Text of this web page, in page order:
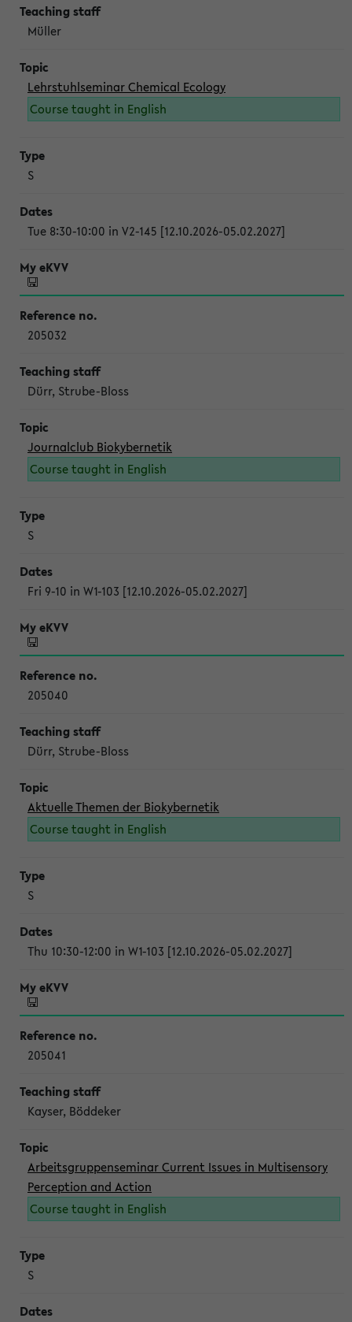
Müller
Lehrstuhlseminar Chemical Ecology
Course taught in English
S
Tue 8:30-10:00 in V2-145 [12.10.2026-05.02.2027]
205032
Dürr, Strube-Bloss
Journalclub Biokybernetik
Course taught in English
S
Fri 9-10 in W1-103 [12.10.2026-05.02.2027]
205040
Dürr, Strube-Bloss
Aktuelle Themen der Biokybernetik
Course taught in English
S
Thu 10:30-12:00 in W1-103 [12.10.2026-05.02.2027]
205041
Kayser, Böddeker
Arbeitsgruppenseminar Current Issues in Multisensory
Perception and Action
Course taught in English
S